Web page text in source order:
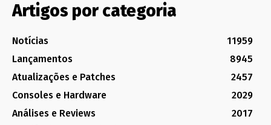
Artigos por categoria
Notícias
11959
Lançamentos
8945
Atualizações e Patches
2457
Consoles e Hardware
2029
Análises e Reviews
2017